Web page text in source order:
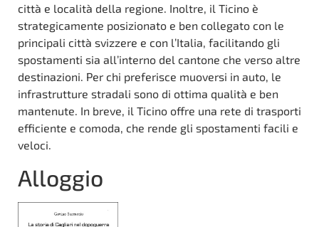
città e località della regione. Inoltre, il Ticino è
strategicamente posizionato e ben collegato con le
principali città svizzere e con l’Italia, facilitando gli
spostamenti sia all’interno del cantone che verso altre
destinazioni. Per chi preferisce muoversi in auto, le
infrastrutture stradali sono di ottima qualità e ben
mantenute. In breve, il Ticino offre una rete di trasporti
efficiente e comoda, che rende gli spostamenti facili e
veloci.
Alloggio